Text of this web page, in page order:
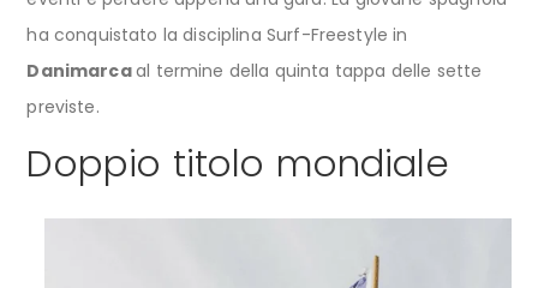
ha conquistato la disciplina Surf-Freestyle in
Danimarcaal termine della quinta tappa delle sette
previste.
Doppio titolo mondiale